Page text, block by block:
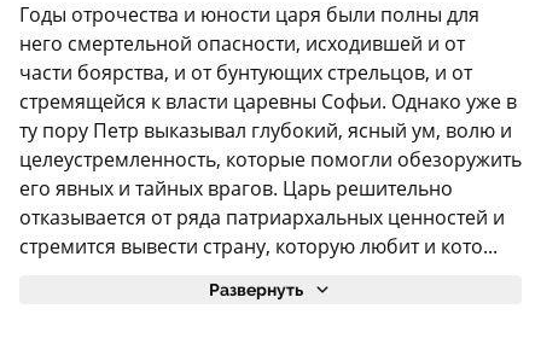
Годы отрочества и юности царя были полны для
него смертельной опасности, исходившей и от
части боярства, и от бунтующих стрельцов, и от
стремящейся к власти царевны Софьи. Однако уже в
ту пору Петр выказывал глубокий, ясный ум, волю и
целеустремленность, которые помогли обезоружить
его явных и тайных врагов. Царь решительно
отказывается от ряда патриархальных ценностей и
стремится вывести страну, которую любит и кото...
Развернуть